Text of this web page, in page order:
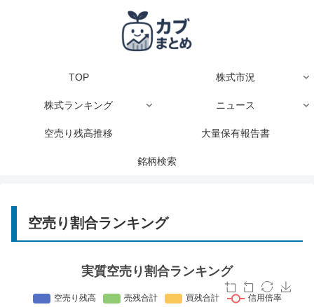
TOP 株式市況
株式ランキング ニュース
空売り残高推移 大量保有報告書
銘柄検索
空売り割合ランキング